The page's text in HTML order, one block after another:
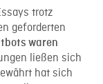
trotz
geforderten
waren
ließen sich
hat sich